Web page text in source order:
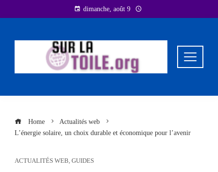
to
dimanche, août 9
Home
Actualités web
L’énergie solaire, un choix durable et économique pour l’avenir
ACTUALITÉS WEB, GUIDES